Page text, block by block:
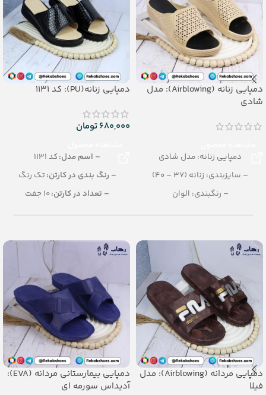
دمپایی زنانه (Airblowing): مدل
شادی
دمپایی زنانه: مدل شادی
– سایزبندی: زنانه (37 – 40)
– رنگبندی: الوان
– تعداد در کارتن: 20 جفت
دمپایی زنانه(PU): کد 1131
680,000تومان
– اسم مدل:کد 1131
– رنگ بندی در کارتن:تک رنگ
– تعداد در کارتن:
– جنس:PU
دمپایی مردانه (Airblowing): مدل
فیلا
دمپایی بیمارستانی مردانه (EVA):
آدیداس سورمه ای